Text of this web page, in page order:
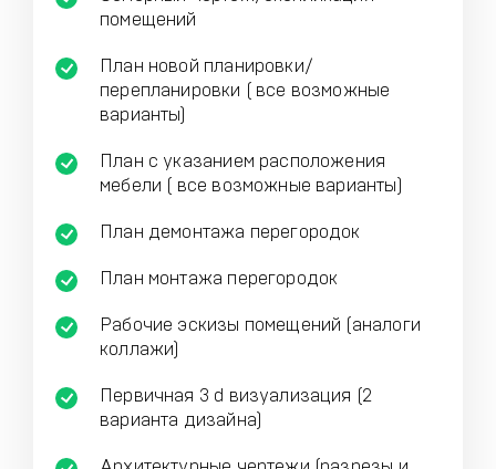
помещений
План новой планировки/
перепланировки ( все возможные
варианты)
План с указанием расположения
мебели ( все возможные варианты)
План демонтажа перегородок
План монтажа перегородок
Рабочие эскизы помещений (аналоги
коллажи)
Первичная 3 d визуализация (2
варианта дизайна)